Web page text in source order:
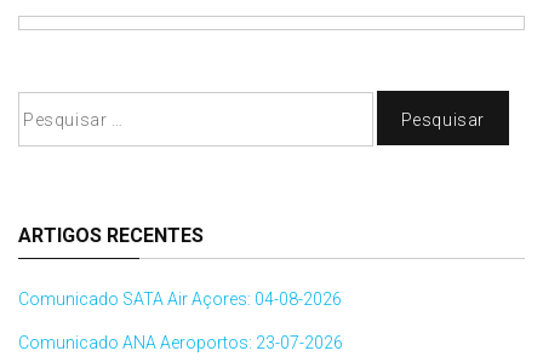
ARTIGOS RECENTES
Comunicado SATA Air Açores: 04-08-2026
Comunicado ANA Aeroportos: 23-07-2026